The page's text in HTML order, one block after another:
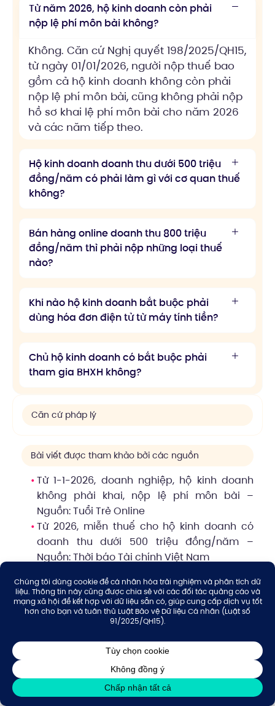
Từ năm 2026, hộ kinh doanh còn phải
nộp lệ phí môn bài không?
Không. Căn cứ Nghị quyết 198/2025/QH15,
từ ngày 01/01/2026, người nộp thuế bao
gồm cả hộ kinh doanh không còn phải
nộp lệ phí môn bài, cũng không phải nộp
hồ sơ khai lệ phí môn bài cho năm 2026
và các năm tiếp theo.
Hộ kinh doanh doanh thu dưới 500 triệu
đồng/năm có phải làm gì với cơ quan thuế
không?
Bán hàng online doanh thu 800 triệu
đồng/năm thì phải nộp những loại thuế
nào?
Khi nào hộ kinh doanh bắt buộc phải
dùng hóa đơn điện tử từ máy tính tiền?
Chủ hộ kinh doanh có bắt buộc phải
tham gia BHXH không?
Căn cứ pháp lý
Bài viết được tham khảo bởi các nguồn
Từ 1-1-2026, doanh nghiệp, hộ kinh doanh
không phải khai, nộp lệ phí môn bài –
Nguồn:Tuổi Trẻ Online
Từ 2026, miễn thuế cho hộ kinh doanh có
doanh thu dưới 500 triệu đồng/năm –
Nguồn:Thời báo Tài chính Việt Nam
nào từ 2026? – Nguồn:VnExpress
Chủ hộ kinh doanh cá thể tham gia BHXH
bắt buộc từ ngày 01/7/2025 – Nguồn:Bảo
Miễn trừ trách nhiệm và cảnh báo pháp lý
Hiệu lực văn bản:Các quy định pháp luật và trích